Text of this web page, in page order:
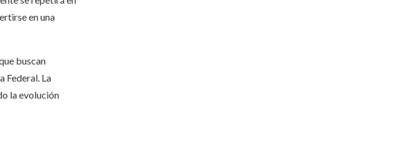
en una
buscan
Federal. La
la evolución